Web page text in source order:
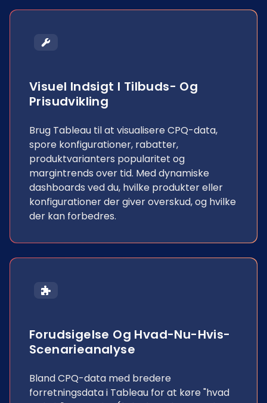
Visuel Indsigt I Tilbuds- Og
Prisudvikling
Brug Tableau til at visualisere CPQ-data,
spore konfigurationer, rabatter,
produktvarianters popularitet og
margintrends over tid. Med dynamiske
dashboards ved du, hvilke produkter eller
konfigurationer der giver overskud, og hvilke
der kan forbedres.
Forudsigelse Og Hvad-Nu-Hvis-
Scenarieanalyse
Bland CPQ-data med bredere
forretningsdata i Tableau for at køre "hvad